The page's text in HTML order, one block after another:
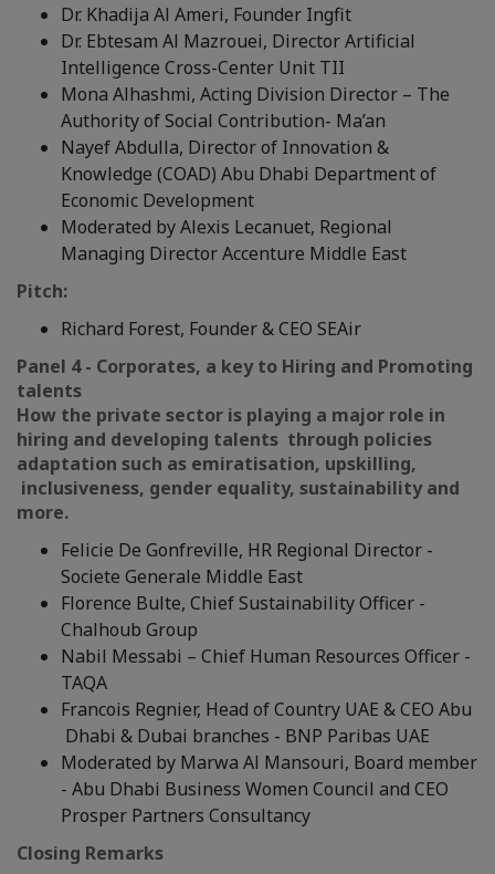
Dr. Khadija Al Ameri, Founder Ingfit
Dr. Ebtesam Al Mazrouei, Director Artificial
Intelligence Cross-Center Unit TII
Mona Alhashmi, Acting Division Director – The
Authority of Social Contribution- Ma’an
Nayef Abdulla, Director of Innovation &
Knowledge (COAD) Abu Dhabi Department of
Economic Development
Moderated by Alexis Lecanuet, Regional
Managing Director Accenture Middle East
Pitch:
Richard Forest, Founder & CEO SEAir
Panel 4 - Corporates, a key to Hiring and Promoting
talents
How the private sector is playing a major role in
hiring and developing talents through policies
adaptation such as emiratisation, upskilling,
inclusiveness, gender equality, sustainability and
more.
Felicie De Gonfreville, HR Regional Director -
Societe Generale Middle East
Florence Bulte, Chief Sustainability Officer -
Chalhoub Group
Nabil Messabi – Chief Human Resources Officer -
TAQA
Francois Regnier, Head of Country UAE & CEO Abu
Dhabi & Dubai branches - BNP Paribas UAE
Moderated by Marwa Al Mansouri, Board member
- Abu Dhabi Business Women Council and CEO
Prosper Partners Consultancy
Closing Remarks